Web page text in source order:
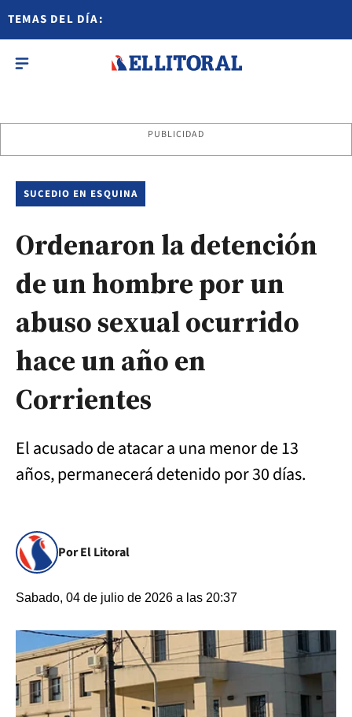
TEMAS DEL DÍA:
PUBLICIDAD
SUCEDIO EN ESQUINA
Ordenaron la detención
de un hombre por un
abuso sexual ocurrido
hace un año en
Corrientes
El acusado de atacar a una menor de 13
años, permanecerá detenido por 30 días.
Por El Litoral
Sabado, 04 de julio de 2026 a las 20:37